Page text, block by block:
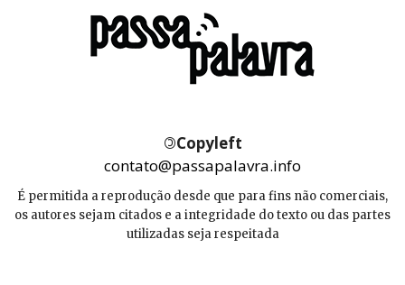
©Copyleft
contato@passapalavra.info
É permitida a reprodução desde que para fins não comerciais,
os autores sejam citados e a integridade do texto ou das partes
utilizadas seja respeitada